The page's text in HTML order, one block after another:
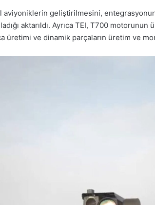
aviyoniklerin geliştirilmesini,
aktarıldı. Ayrıca TEI, T700 motorunun
üretimi ve dinamik parçaların üretim ve